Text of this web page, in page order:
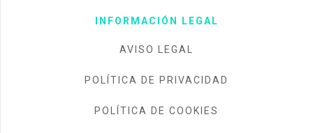
INFORMACIÓN LEGAL
AVISO LEGAL
POLÍTICA DE PRIVACIDAD
POLÍTICA DE COOKIES